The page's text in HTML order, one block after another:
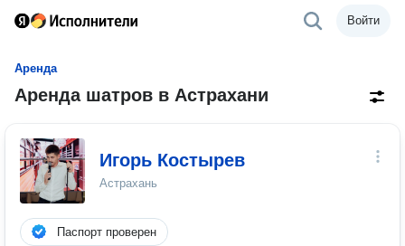
Войти
Аренда
Аренда шатров в Астрахани
Игорь Костырев
Астрахань
Паспорт проверен